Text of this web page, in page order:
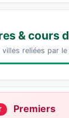
& cours
villes reliées par
Premiers